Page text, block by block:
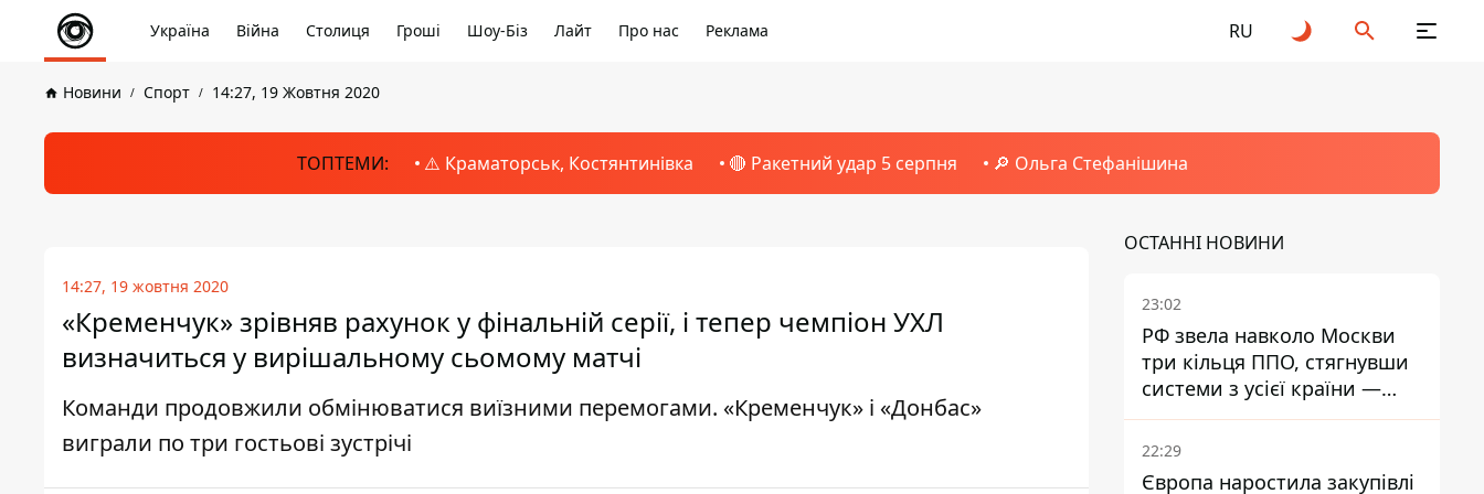
Україна Війна Столиця Гроші Шоу-Біз Лайт Про нас Реклама RU
Новини Спорт 14:27, 19 Жовтня 2020
ТОПТЕМИ: ⚠️ Краматорськ, Костянтинівка 🔴 Ракетний удар 5 серпня 🔎 Ольга Стефанішина
14:27, 19 жовтня 2020
«Кременчук» зрівняв рахунок у фінальній серії, і тепер чемпіон УХЛ
визначиться у вирішальному сьомому матчі
Команди продовжили обмінюватися виїзними перемогами. «Кременчук» і «Донбас»
виграли по три гостьові зустрічі
ОСТАННІ НОВИНИ
23:02
РФ звела навколо Москви
три кільця ППО, стягнувши
системи з усієї країни —
Зеленський
22:29
Європа наростила закупівлі